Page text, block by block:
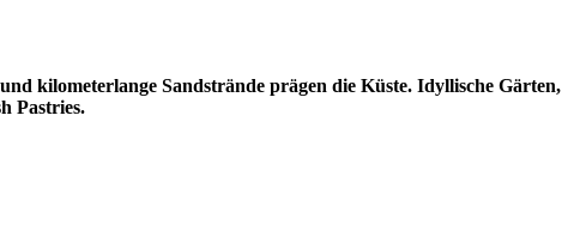
kilometerlange Sandstrände prägen die Küste. Idyllische Gärten,
Pastries.